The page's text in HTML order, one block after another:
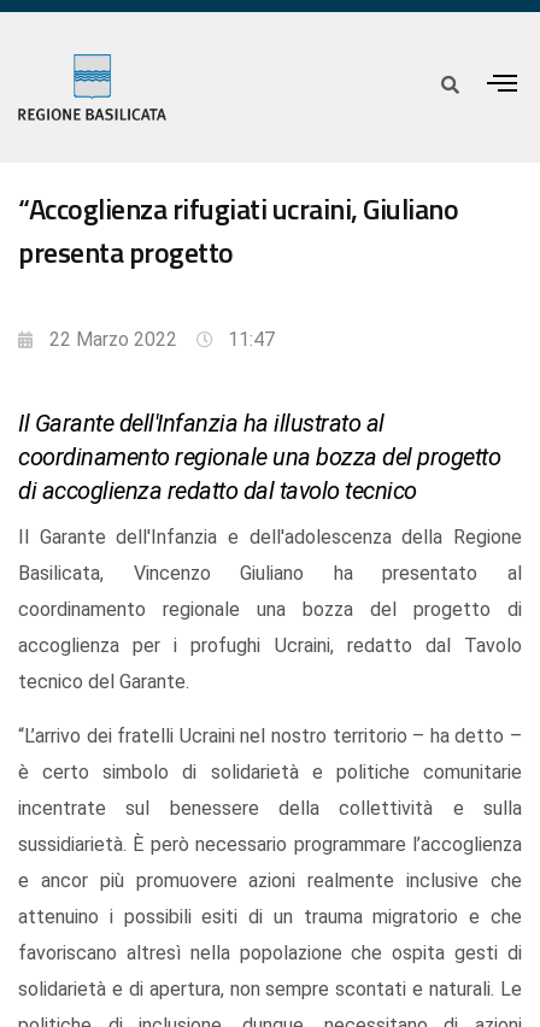
“Accoglienza rifugiati ucraini, Giuliano
presenta progetto
22 Marzo 2022 11:47
Il Garante dell'Infanzia ha illustrato al
coordinamento regionale una bozza del progetto
di accoglienza redatto dal tavolo tecnico
Il Garante dell'Infanzia e dell'adolescenza della Regione
Basilicata, Vincenzo Giuliano ha presentato al
coordinamento regionale una bozza del progetto di
accoglienza per i profughi Ucraini, redatto dal Tavolo
tecnico del Garante.
“L’arrivo dei fratelli Ucraini nel nostro territorio – ha detto –
è certo simbolo di solidarietà e politiche comunitarie
incentrate sul benessere della collettività e sulla
sussidiarietà. È però necessario programmare l’accoglienza
e ancor più promuovere azioni realmente inclusive che
attenuino i possibili esiti di un trauma migratorio e che
favoriscano altresì nella popolazione che ospita gesti di
solidarietà e di apertura, non sempre scontati e naturali. Le